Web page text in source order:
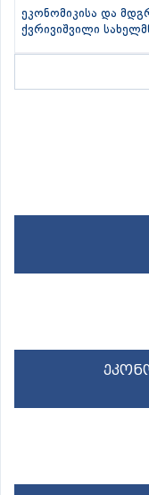
ეკონომიკისა და
ქვრივიშვილი